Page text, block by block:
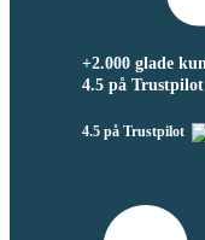
+2.000 glade
4.5 på Trustpilot
4.5 på Trustpilot